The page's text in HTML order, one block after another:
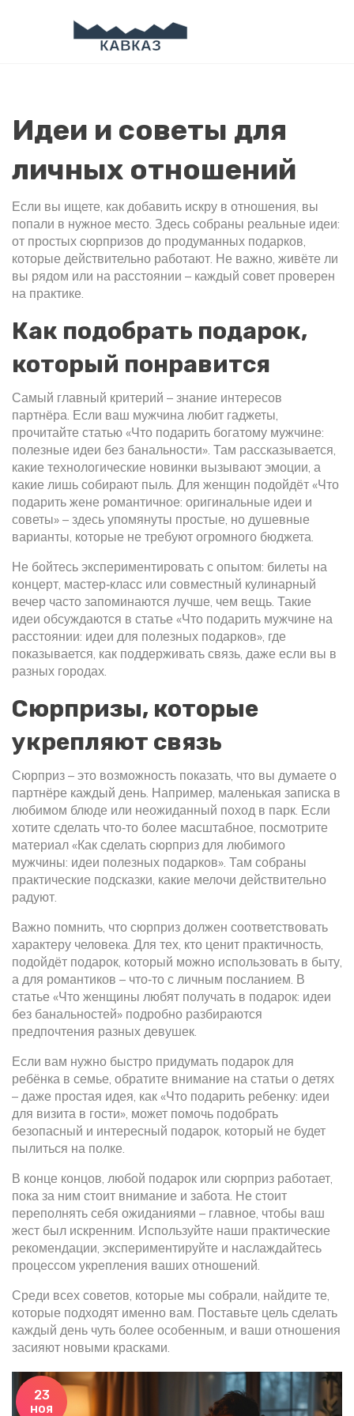
Идеи и советы для
личных отношений
Если вы ищете, как добавить искру в отношения, вы
попали в нужное место. Здесь собраны реальные идеи:
от простых сюрпризов до продуманных подарков,
которые действительно работают. Не важно, живёте ли
вы рядом или на расстоянии – каждый совет проверен
на практике.
Как подобрать подарок,
который понравится
Самый главный критерий – знание интересов
партнёра. Если ваш мужчина любит гаджеты,
прочитайте статью «Что подарить богатому мужчине:
полезные идеи без банальности». Там рассказывается,
какие технологические новинки вызывают эмоции, а
какие лишь собирают пыль. Для женщин подойдёт «Что
подарить жене романтичное: оригинальные идеи и
советы» – здесь упомянуты простые, но душевные
варианты, которые не требуют огромного бюджета.
Не бойтесь экспериментировать с опытом: билеты на
концерт, мастер‑класс или совместный кулинарный
вечер часто запоминаются лучше, чем вещь. Такие
идеи обсуждаются в статье «Что подарить мужчине на
расстоянии: идеи для полезных подарков», где
показывается, как поддерживать связь, даже если вы в
разных городах.
Сюрпризы, которые
укрепляют связь
Сюрприз – это возможность показать, что вы думаете о
партнёре каждый день. Например, маленькая записка в
любимом блюде или неожиданный поход в парк. Если
хотите сделать что‑то более масштабное, посмотрите
материал «Как сделать сюрприз для любимого
мужчины: идеи полезных подарков». Там собраны
практические подсказки, какие мелочи действительно
радуют.
Важно помнить, что сюрприз должен соответствовать
характеру человека. Для тех, кто ценит практичность,
подойдёт подарок, который можно использовать в быту,
а для романтиков – что‑то с личным посланием. В
статье «Что женщины любят получать в подарок: идеи
без банальностей» подробно разбираются
предпочтения разных девушек.
Если вам нужно быстро придумать подарок для
ребёнка в семье, обратите внимание на статьи о детях
– даже простая идея, как «Что подарить ребенку: идеи
для визита в гости», может помочь подобрать
безопасный и интересный подарок, который не будет
пылиться на полке.
В конце концов, любой подарок или сюрприз работает,
пока за ним стоит внимание и забота. Не стоит
переполнять себя ожиданиями – главное, чтобы ваш
жест был искренним. Используйте наши практические
рекомендации, экспериментируйте и наслаждайтесь
процессом укрепления ваших отношений.
Среди всех советов, которые мы собрали, найдите те,
которые подходят именно вам. Поставьте цель сделать
каждый день чуть более особенным, и ваши отношения
засияют новыми красками.
23
ноя